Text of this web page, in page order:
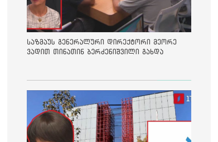
საზმაუს გენერალური დირექტორი მეორე
ვადით თინათინ ბერძენიშვილი გახდა